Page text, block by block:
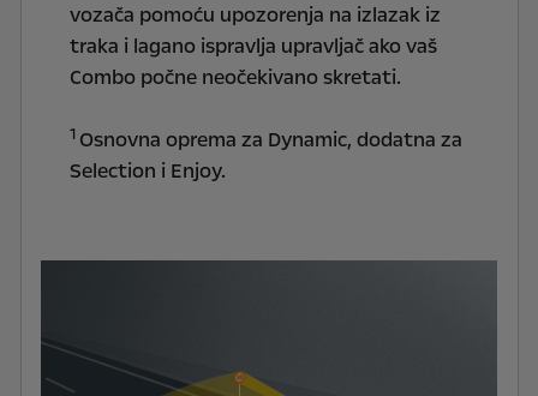
vozača pomoću upozorenja na izlazak iz
traka i lagano ispravlja upravljač ako vaš
Combo počne neočekivano skretati.
1 Osnovna oprema za Dynamic, dodatna za
Selection i Enjoy.